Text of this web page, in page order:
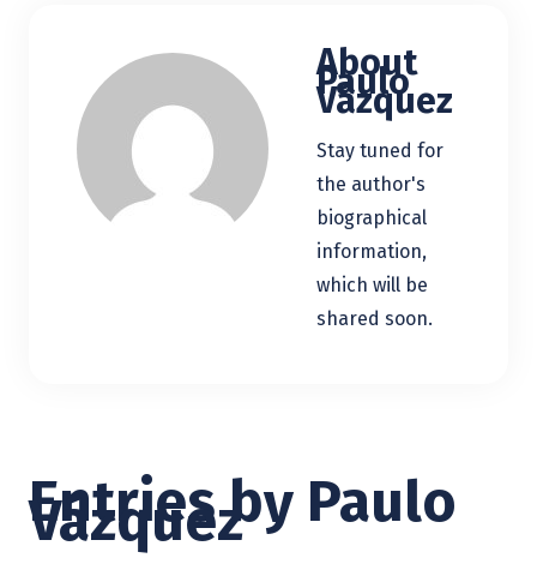
About
Paulo
Vázquez
Stay tuned for
the author's
biographical
information,
which will be
shared soon.
Entries by Paulo
Vázquez